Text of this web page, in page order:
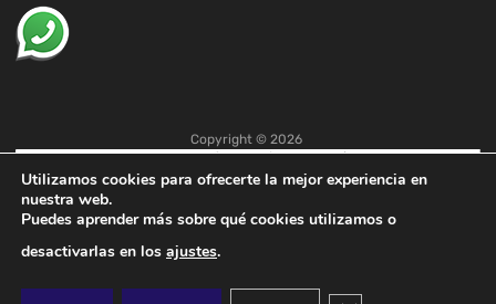
Copyright © 2026
Utilizamos cookies para ofrecerte la mejor experiencia en
nuestra web.
Puedes aprender más sobre qué cookies utilizamos o
desactivarlas en los ajustes.